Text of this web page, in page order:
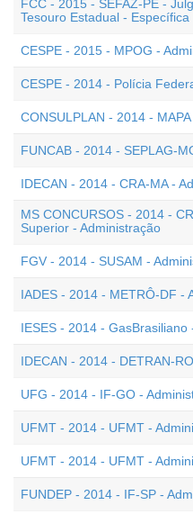
FCC - 2015 - SEFAZ-PE -
Tesouro Estadual - Específica
CESPE - 2015 - MPOG -
CESPE - 2014 - Polícia
CONSULPLAN - 2014 -
FUNCAB - 2014 - SEPLAG-
IDECAN - 2014 - CRA-MA -
MS CONCURSOS - 2014 -
Superior - Administração
FGV - 2014 - SUSAM -
IADES - 2014 - METRÔ-DF -
IESES - 2014 -
IDECAN - 2014 - DETRAN-
UFG - 2014 - IF-GO -
UFMT - 2014 - UFMT -
UFMT - 2014 - UFMT -
FUNDEP - 2014 - IF-SP -